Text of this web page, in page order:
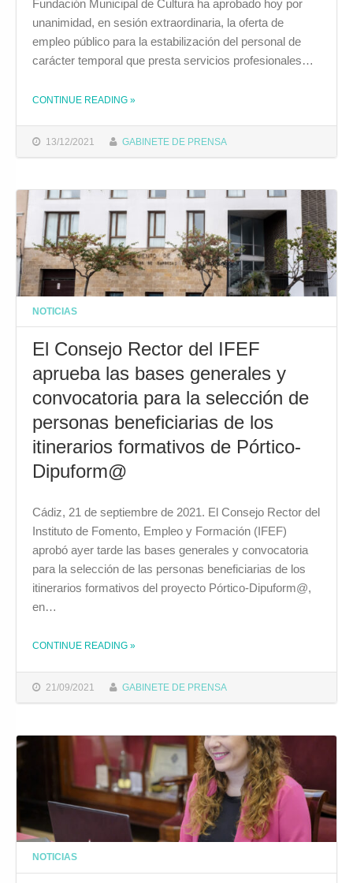
13/12/2021 GABINETE DE PRENSA
Fundación Municipal de Cultura ha aprobado hoy por
unanimidad, en sesión extraordinaria, la oferta de
empleo público para la estabilización del personal de
carácter temporal que presta servicios profesionales…
CONTINUE READING
THE "EL CONSEJO RECTOR DE CULTURA APRUEBA POR UNANIMIDAD LA OFERTA DE EMPLEO PÚBLICO PARA LA ESTABILIZACIÓN DEL PERSONAL DE CARÁCTER TEMPORAL"
»
NOTICIAS
El Consejo Rector del IFEF
aprueba las bases generales y
convocatoria para la selección de
personas beneficiarias de los
itinerarios formativos de Pórtico-
Dipuform@
21/09/2021 GABINETE DE PRENSA
Cádiz, 21 de septiembre de 2021. El Consejo Rector del
Instituto de Fomento, Empleo y Formación (IFEF)
aprobó ayer tarde las bases generales y convocatoria
para la selección de las personas beneficiarias de los
itinerarios formativos del proyecto Pórtico-Dipuform@,
en…
CONTINUE READING »
NOTICIAS